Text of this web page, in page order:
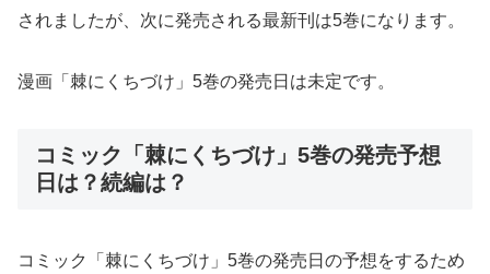
されましたが、次に発売される最新刊は5巻になります。
漫画「棘にくちづけ」5巻の発売日は未定です。
コミック「棘にくちづけ」5巻の発売予想
日は？続編は？
コミック「棘にくちづけ」5巻の発売日の予想をするため